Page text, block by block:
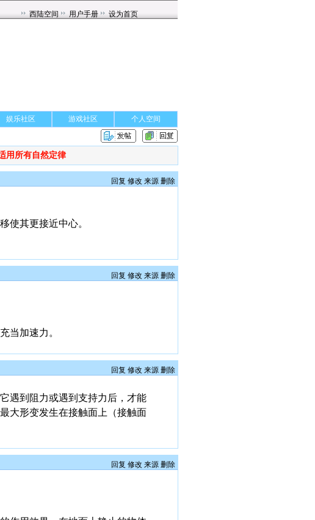
娱乐社区 游戏社区
个人空间
用所有自然定律
回复 修改 来源 删除
使其更接近中心。
回复 修改 来源 删除
当加速力。
回复 修改 来源 删除
遇到阻力或遇到支持力后，才能
大形变发生在接触面上（接触面
回复 修改 来源 删除